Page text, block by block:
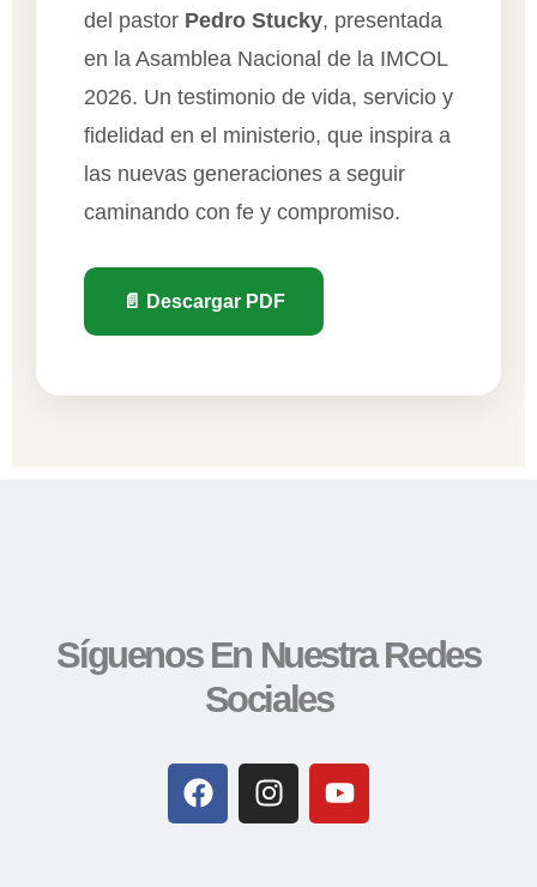
del pastor Pedro Stucky, presentada
en la Asamblea Nacional de la IMCOL
2026. Un testimonio de vida, servicio y
fidelidad en el ministerio, que inspira a
las nuevas generaciones a seguir
caminando con fe y compromiso.
📄 Descargar PDF
Síguenos En Nuestra Redes
Sociales